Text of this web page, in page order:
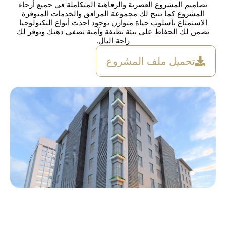
تصاميم المشروع العصرية والرفاهية المتكاملة في جميع أرجاء
المشروع كما تتيح لك مجموعة المرافق والخدمات المتوفرة
الاستمتاع بأسلوب حياة متوازن بوجود أحدث أنواع التكنولوجيا
تضمن لك الحفاظ على بيئة نظيفة وآمنة تصفي ذهنك وتوفر لك
راحة البال.
تحميل ملف المشروع